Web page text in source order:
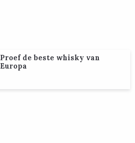
Proef de beste whisky van
Europa